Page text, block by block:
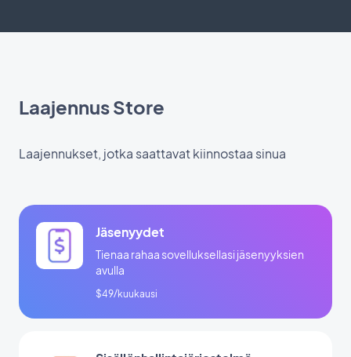
Laajennus Store
Laajennukset, jotka saattavat kiinnostaa sinua
Jäsenyydet
Tienaa rahaa sovelluksellasi jäsenyyksien
avulla
$49/kuukausi